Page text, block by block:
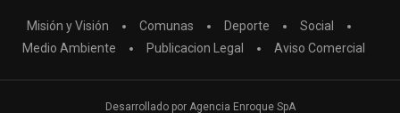
Misión y Visión Comunas Deporte
Social
Medio Ambiente
Publicacion Legal Aviso Comercial
Desarrollado por Agencia Enroque SpA